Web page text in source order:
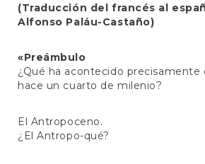
(Traducción del francés al
Alfonso Paláu-Castaño)
«Preámbulo
¿Qué ha acontecido precisamente
hace un cuarto de milenio?
El Antropoceno.
¿El Antropo-qué?